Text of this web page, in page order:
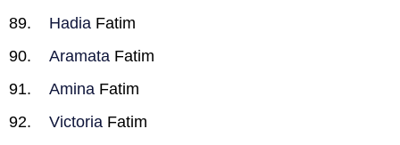
Hadia Fatim
Aramata Fatim
Amina Fatim
Victoria Fatim